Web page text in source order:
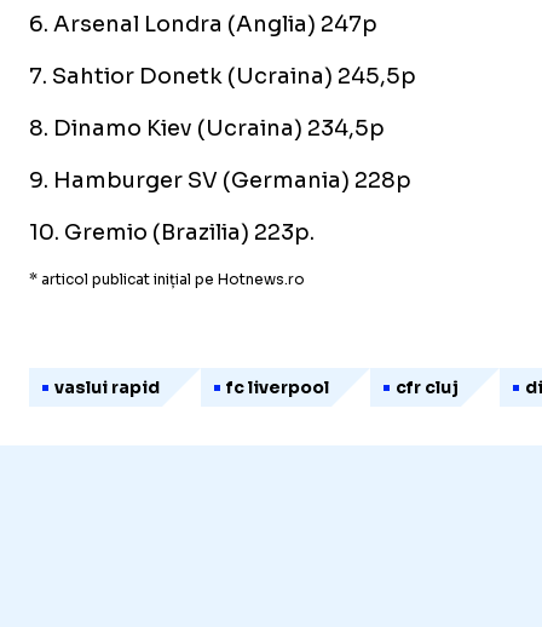
6. Arsenal Londra (Anglia) 247p
7. Sahtior Donetk (Ucraina) 245,5p
8. Dinamo Kiev (Ucraina) 234,5p
9. Hamburger SV (Germania) 228p
10. Gremio (Brazilia) 223p.
* articol publicat inițial pe Hotnews.ro
vaslui rapid fc liverpool cfr cluj